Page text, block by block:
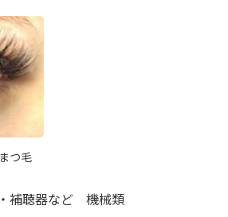
毛
補聴器など 機械類